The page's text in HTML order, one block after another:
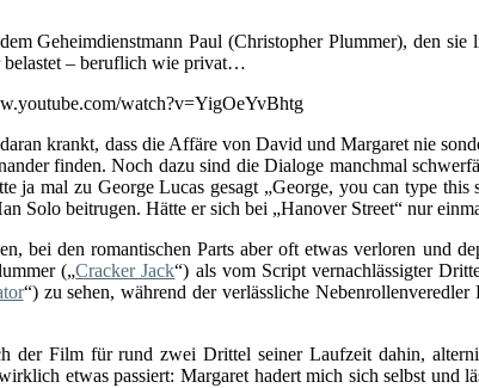
Geheimdienstmann Paul (Christopher Plummer), den
belastet – beruflich wie privat…
watch?v=YigOeYvBhtg
krankt, dass die Affäre von David und Margaret nie
finden. Noch dazu sind die Dialoge manchmal
ja mal zu George Lucas gesagt „George, you can type
Solo beitrugen. Hätte er sich bei „Hanover Street“ nur
bei den romantischen Parts aber oft etwas verloren und
(„Cracker Jack“) als vom Script vernachlässigter
“) zu sehen, während der verlässliche
der Film für rund zwei Drittel seiner Laufzeit dahin,
etwas passiert: Margaret hadert mich sich selbst und